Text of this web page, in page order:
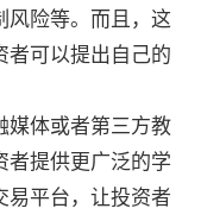
风险等。而且，这
者可以提出自己的
媒体或者第三方教
者提供更广泛的学
易平台，让投资者